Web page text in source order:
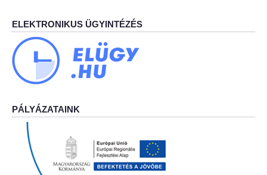
Katolikus Egyház
Bölcskei Borbarát Egyesültet Klub
Bölcskei Önkéntes Tűzoltó Egyesület
Bölcskei Néptánc Egyesület
Bölcskei Polgárőrség
Bölcskei Klímakör
ELEKTRONIKUS ÜGYINTÉZÉS
PÁLYÁZATAINK